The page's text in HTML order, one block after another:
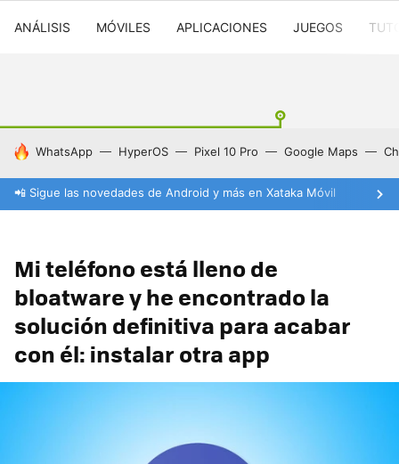
ANÁLISIS MÓVILES APLICACIONES JUEGOS
HOY SE HABLA DE
WhatsApp HyperOS Pixel 10 Pro Google Maps
📲 Sigue las novedades de Android y más en Xataka Móvil
Mi teléfono está lleno de
bloatware y he encontrado la
solución definitiva para acabar
con él: instalar otra app